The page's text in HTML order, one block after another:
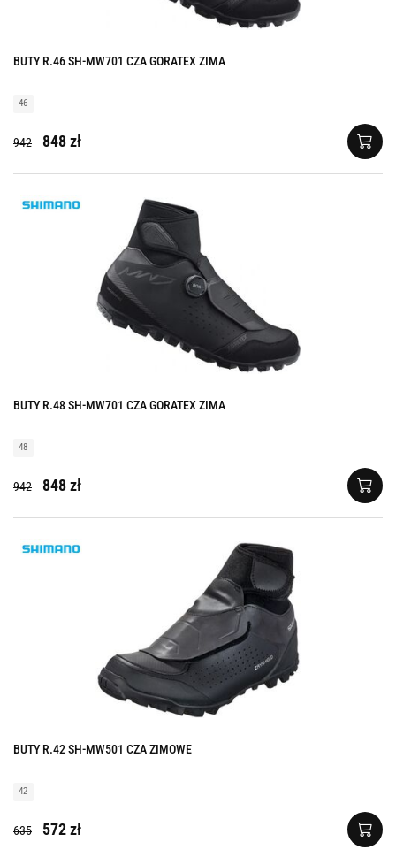
BUTY R.46 SH-MW701 CZA GORATEX ZIMA
46
942 848 zł
BUTY R.48 SH-MW701 CZA GORATEX ZIMA
48
942 848 zł
BUTY R.42 SH-MW501 CZA ZIMOWE
42
635 572 zł